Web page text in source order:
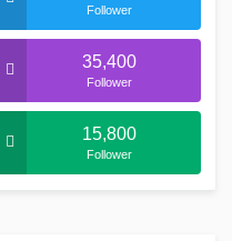
Follower
35,400
Follower
15,800
Follower